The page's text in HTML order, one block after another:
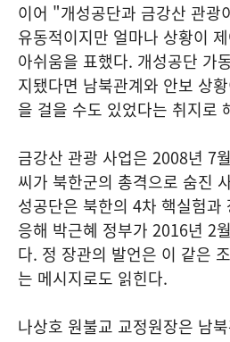
이어 "개성공단과 금강산 관광
유동적이지만 얼마나 상황이
아쉬움을 표했다. 개성공단 가
지됐다면 남북관계와 안보 상
을 걸을 수도 있었다는 취지로
금강산 관광 사업은 2008년 7
씨가 북한군의 총격으로 숨진
성공단은 북한의 4차 핵실험과
응해 박근혜 정부가 2016년 2
다. 정 장관의 발언은 이 같은
는 메시지로도 읽힌다.
나상호 원불교 교정원장은 남